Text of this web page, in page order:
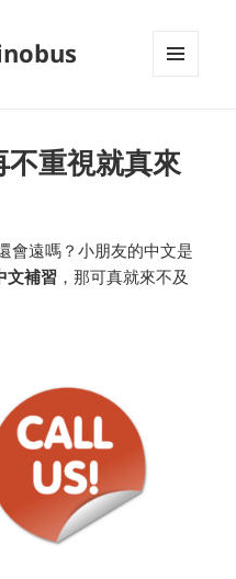
重視就真來
會遠嗎？小朋友的中文是
文補習 ，那可真就來不及